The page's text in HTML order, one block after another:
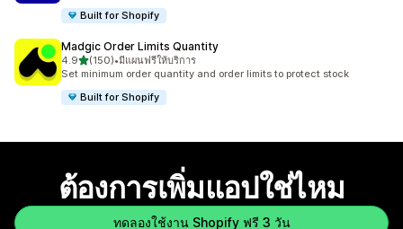
Built for Shopify
Madgic Order Limits Quantity
4.9เต็ม 5 ดาว
(150)
ทั้งหมด 150 รีวิว
•มีแผนฟรีให้บริการ
Set minimum order quantity and order limits to protect stock
Built for Shopify
ต้องการเพิ่มแอปใช่ไหม
ทดลองใช้งาน Shopify ฟรี 3 วัน